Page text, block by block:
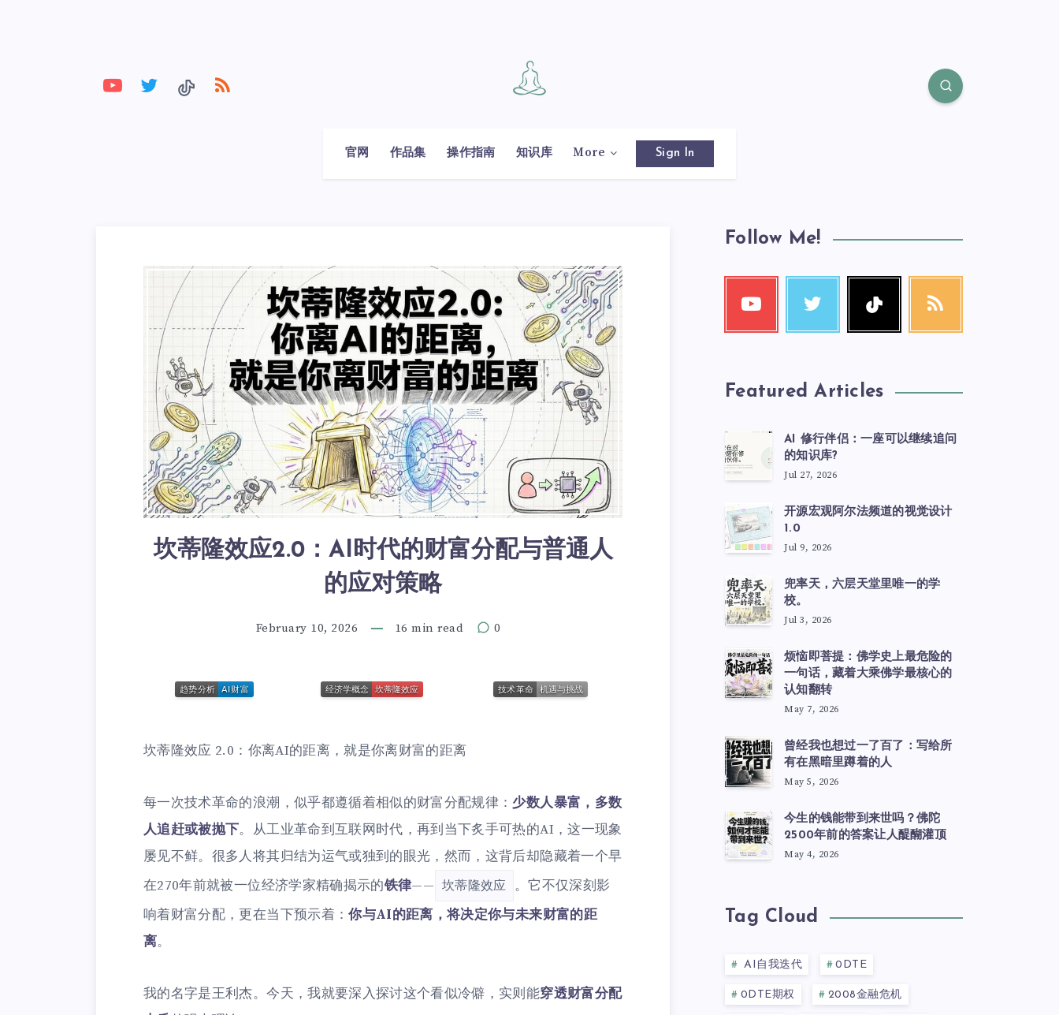
官网 作品集 操作指南 知识库 More Sign In
坎蒂隆效应2.0：AI时代的财富分配与普通人
的应对策略
February 10, 2026 16 min read 0
坎蒂隆效应 2.0：你离AI的距离，就是你离财富的距离
每一次技术革命的浪潮，似乎都遵循着相似的财富分配规律：少数人暴富，多数
人追赶或被抛下。从工业革命到互联网时代，再到当下炙手可热的AI，这一现象
屡见不鲜。很多人将其归结为运气或独到的眼光，然而，这背后却隐藏着一个早
在270年前就被一位经济学家精确揭示的铁律—— 坎蒂隆效应
。它不仅深刻影
响着财富分配，更在当下预示着：你与AI的距离，将决定你与未来财富的距
离。
我的名字是王利杰。今天，我就要深入探讨这个看似冷僻，实则能穿透财富分配
Follow Me!
Featured Articles
AI 修行伴侣：一座可以继续追问
的知识库?
Jul 27, 2026
开源宏观阿尔法频道的视觉设计
1.0
Jul 9, 2026
兜率天，六层天堂里唯一的学
校。
Jul 3, 2026
烦恼即菩提：佛学史上最危险的
一句话，藏着大乘佛学最核心的
认知翻转
May 7, 2026
曾经我也想过一了百了：写给所
有在黑暗里蹲着的人
May 5, 2026
今生的钱能带到来世吗？佛陀
2500年前的答案让人醍醐灌顶
May 4, 2026
Tag Cloud
AI自我迭代 0DTE
0DTE期权 2008金融危机